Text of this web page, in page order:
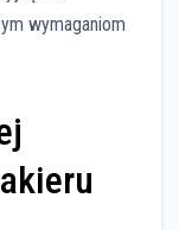
wymaganiom